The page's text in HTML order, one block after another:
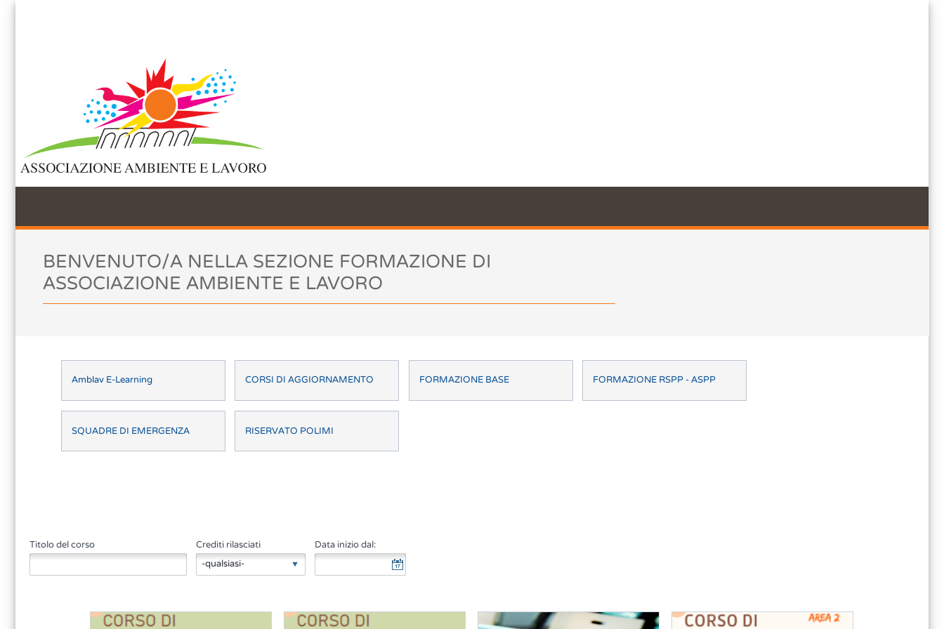
BENVENUTO/A NELLA SEZIONE FORMAZIONE DI
ASSOCIAZIONE AMBIENTE E LAVORO
Amblav E-Learning CORSI DI AGGIORNAMENTO FORMAZIONE BASE FORMAZIONE RSPP - ASPP
SQUADRE DI EMERGENZA RISERVATO POLIMI
Titolo del corso
Crediti rilasciati
-qualsiasi-
Data inizio dal:
Questo sito web utilizza i cookie per migliorare la tua esperienza di navigazione. Utilizzando il nostro sito
web acconsenti a tutti i cookie in conformità con la nostra policy per i cookie.
Accetta tutti Non accetto Chiudi